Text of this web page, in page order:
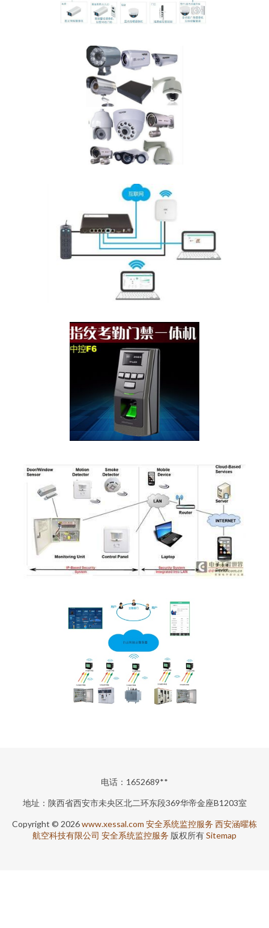
电话：1652689**
地址：陕西省西安市未央区北二环东段369华帝金座B1203室
Copyright © 2026www.xessal.com 安全系统监控服务 西安涵曜栋
航空科技有限公司 安全系统监控服务 版权所有Sitemap